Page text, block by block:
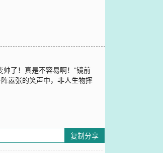
帅了！真是不容易啊！”镜前
嚣张的笑声中，非人生物摔
复制分享